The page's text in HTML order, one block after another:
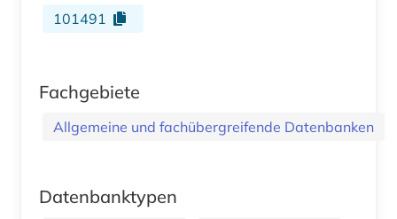
101491
Fachgebiete
Allgemeine und fachübergreifende Datenbanken
Datenbanktypen